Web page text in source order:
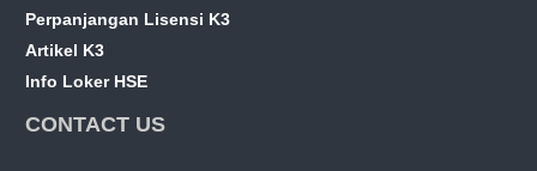
Perpanjangan Lisensi K3
Artikel K3
Info Loker HSE
CONTACT US